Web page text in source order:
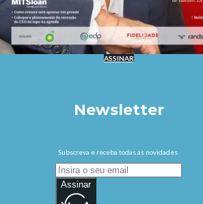
ASSINAR
Newsletter
Subscreva e receba todas as novidades.
Assinar